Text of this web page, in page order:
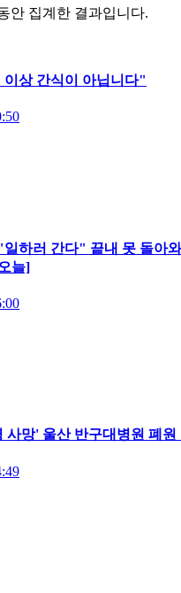
안 집계한 결과입니다.
상 간식이 아닙니다"
하러 간다" 끝내 못 돌아
늘]
사망' 울산 반구대병원 폐원